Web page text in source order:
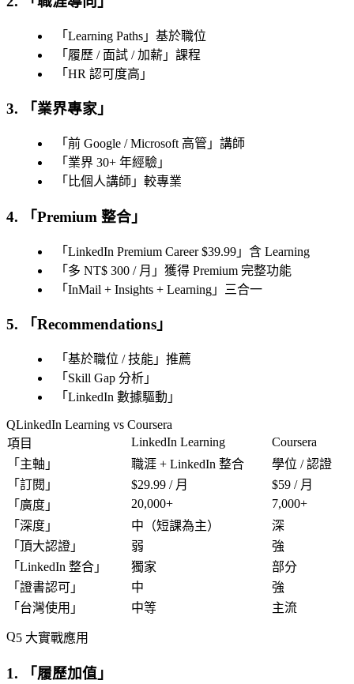
「 Learning Paths 」基於職位
「 履歷 / 面試 / 加薪 」課程
「 HR 認可度高 」
3. 「 業界專家 」
「 前 Google / Microsoft 高管 」講師
「 業界 30+ 年經驗 」
「 比個人講師 」較專業
4. 「Premium 整合 」
「 LinkedIn Premium Career $39.99 」含 Learning
「 多 NT$ 300 / 月 」獲得 Premium 完整功能
「 InMail + Insights + Learning 」三合一
5. 「Recommendations 」
「 基於職位 / 技能 」推薦
「 Skill Gap 分析 」
「 LinkedIn 數據驅動 」
LinkedIn Learning vs Coursera
項目
LinkedIn Learning
Coursera
「 主軸 」 職涯 + LinkedIn 整合
學位 / 認證
「 訂閱 」 $29.99 / 月
$59 / 月
「 廣度 」 20,000+
7,000+
「 深度 」 中（短課為主）
深
「 頂大認證 」 弱
強
「 LinkedIn 整合 」 獨家
部分
「 證書認可 」 中
強
「 台灣使用 」 中等 主流
5 大實戰應用
1. 「 履歷加值 」